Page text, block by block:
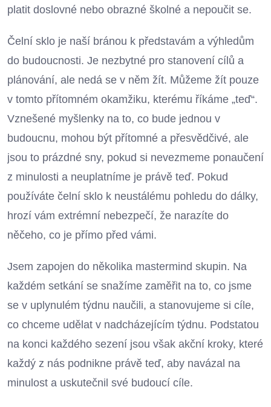
platit doslovné nebo obrazné školné a nepoučit se.
Čelní sklo je naší bránou k představám a výhledům
do budoucnosti. Je nezbytné pro stanovení cílů a
plánování, ale nedá se v něm žít. Můžeme žít pouze
v tomto přítomném okamžiku, kterému říkáme „teď“.
Vznešené myšlenky na to, co bude jednou v
budoucnu, mohou být přítomné a přesvědčivé, ale
jsou to prázdné sny, pokud si nevezmeme ponaučení
z minulosti a neuplatníme je právě teď. Pokud
používáte čelní sklo k neustálému pohledu do dálky,
hrozí vám extrémní nebezpečí, že narazíte do
něčeho, co je přímo před vámi.
Jsem zapojen do několika mastermind skupin. Na
každém setkání se snažíme zaměřit na to, co jsme
se v uplynulém týdnu naučili, a stanovujeme si cíle,
co chceme udělat v nadcházejícím týdnu. Podstatou
na konci každého sezení jsou však akční kroky, které
každý z nás podnikne právě teď, aby navázal na
minulost a uskutečnil své budoucí cíle.